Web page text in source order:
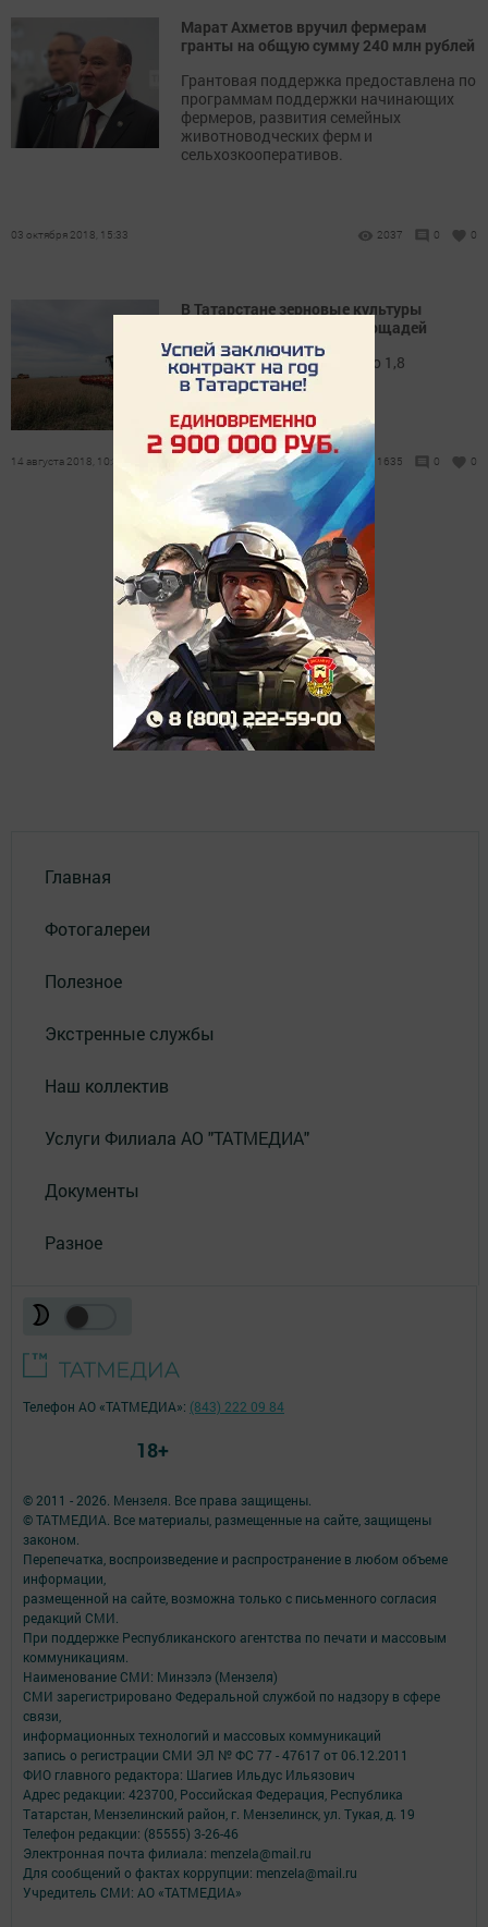
Марат Ахметов вручил фермерам
гранты на общую сумму 240 млн рублей
Грантовая поддержка предоставлена по
программам поддержки начинающих
фермеров, развития семейных
животноводческих ферм и
сельхозкооперативов.
03 октября 2018, 15:33 2037 0 0
В Татарстане зерновые культуры
убраны с 43 процентов площадей
Всего в республике собрано 1,8
миллиона тонн зерна.
14 августа 2018, 10:37 1635 0 0
Главная
Фотогалереи
Полезное
Экстренные службы
Наш коллектив
Услуги Филиала АО "ТАТМЕДИА"
Документы
Разное
© 2011 - 2026. Мензеля. Все права защищены.
© ТАТМЕДИА. Все материалы, размещенные на сайте, защищены
законом.
Перепечатка, воспроизведение и распространение в любом объеме
информации,
размещенной на сайте, возможна только с письменного согласия
редакций СМИ.
При поддержке Республиканского агентства по печати и массовым
коммуникациям.
Наименование СМИ: Минзэлэ (Мензеля)
СМИ зарегистрировано Федеральной службой по надзору в сфере
связи,
информационных технологий и массовых коммуникаций
запись о регистрации СМИ ЭЛ № ФС 77 - 47617 от 06.12.2011
ФИО главного редактора: Шагиев Ильдус Ильязович
Адрес редакции: 423700, Российская Федерация, Республика
Татарстан, Мензелинский район, г. Мензелинск, ул. Тукая, д. 19
Телефон редакции: (85555) 3-26-46
Электронная почта филиала: menzela@mail.ru
Для сообщений о фактах коррупции: menzela@mail.ru
Учредитель СМИ: АО «ТАТМЕДИА»
Телефон АО «ТАТМЕДИА»: (843) 222 09 84
18+